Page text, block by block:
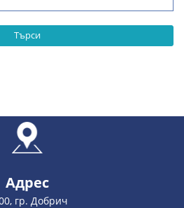
Търси
Адрес
гр. Добрич